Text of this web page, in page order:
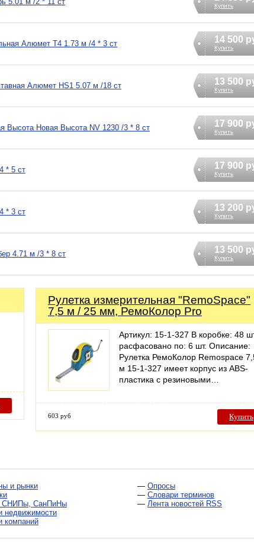
Купить
Алюмет T4 1.73 м /4 * 3 ст 14 500
Купить
Алюмет HS1 5.07 м /18 ст 13 500
Купить
Высота Новая Высота NV 1230 /3 * 8 ст 17 900
Купить
* 5 ст 17 900
Купить
* 3 ст 13 200
Купить
4.71 м /3 * 8 ст 13 500
Купить
Рулетка измерительная "RemoSpace"
7,5 м / 25 мм, РемоКолор Pro
Артикул: 15-1-327 В коробке: 48
расфасовано по: 6 шт. Описание:
Рулетка РемоКолор Remospace
м 15-1-327 имеет корпус из ABS-
пластика с резиновыми…
603 руб Купить
и рынки
СНИПы, СанПиНы
недвижимости
компаний
— Опросы
— Словари терминов
— Лента новостей RSS